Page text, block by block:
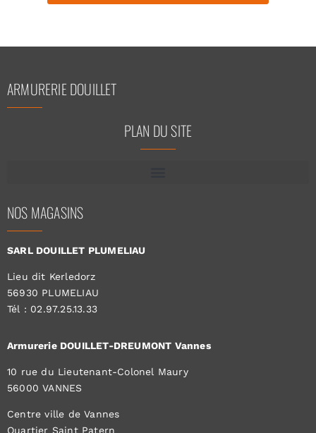
ARMURERIE DOUILLET
PLAN DU SITE
NOS MAGASINS
SARL DOUILLET PLUMELIAU
Lieu dit Kerledorz
56930 PLUMELIAU
Tél : 02.97.25.13.33
Armurerie DOUILLET-DREUMONT Vannes
10 rue du Lieutenant-Colonel Maury
56000 VANNES
Centre ville de Vannes
Quartier Saint Patern